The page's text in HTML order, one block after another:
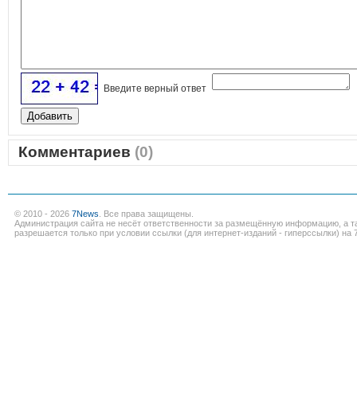
Введите верный ответ
Комментариев (0)
© 2010 - 2026 7News . Все права защищены.
Администрация сайта не несёт ответственности за размещённую информацию, а
разрешается только при условии ссылки (для интернет-изданий - гиперссылки) на